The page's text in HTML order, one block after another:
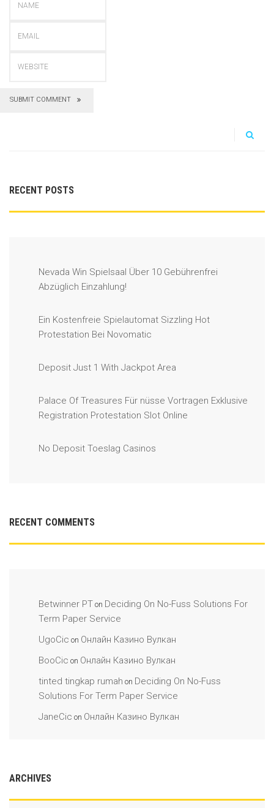
SUBMIT COMMENT
RECENT POSTS
Nevada Win Spielsaal Über 10 Gebührenfrei
Abzüglich Einzahlung!
Ein Kostenfreie Spielautomat Sizzling Hot
Protestation Bei Novomatic
Deposit Just 1 With Jackpot Area
Palace Of Treasures Für nüsse Vortragen Exklusive
Registration Protestation Slot Online
No Deposit Toeslag Casinos
RECENT COMMENTS
Betwinner PT on Deciding On No-Fuss Solutions For
Term Paper Service
UgoCic on Онлайн Казино Вулкан
BooCic on Онлайн Казино Вулкан
tinted tingkap rumah on Deciding On No-Fuss
Solutions For Term Paper Service
JaneCic on Онлайн Казино Вулкан
ARCHIVES